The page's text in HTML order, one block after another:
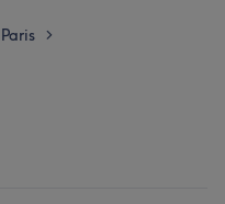
Paris >